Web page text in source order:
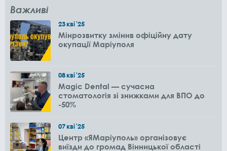
Важливі
23кві'25
Мінрозвитку змінив офіційну дату
окупації Маріуполя
08кві'25
Magic Dental — сучасна
стоматологія зі знижками для ВПО до
-50%
07кві'25
Центр «ЯМаріуполь» організовує
виїзди до громад Вінницької області